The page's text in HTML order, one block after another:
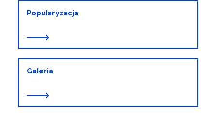
Popularyzacja
Galeria